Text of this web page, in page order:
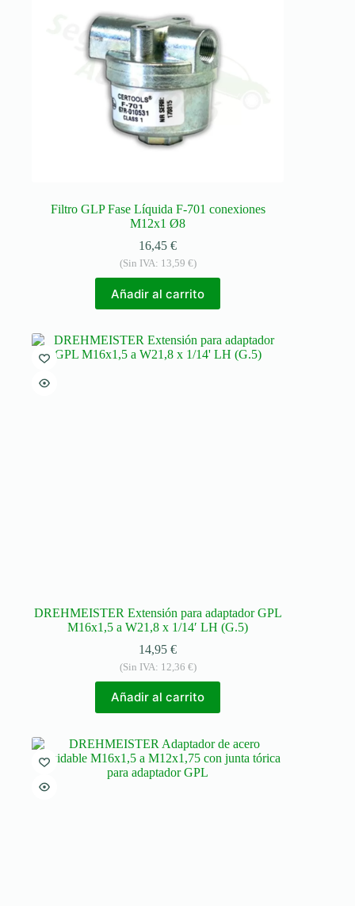
Filtro GLP Fase Líquida F-701 conexiones
M12x1 Ø8
16,45€
(Sin IVA: 13,59 €)
Añadir al carrito
DREHMEISTER Extensión para adaptador GPL
M16x1,5 a W21,8 x 1/14′ LH (G.5)
14,95€
(Sin IVA: 12,36 €)
Añadir al carrito